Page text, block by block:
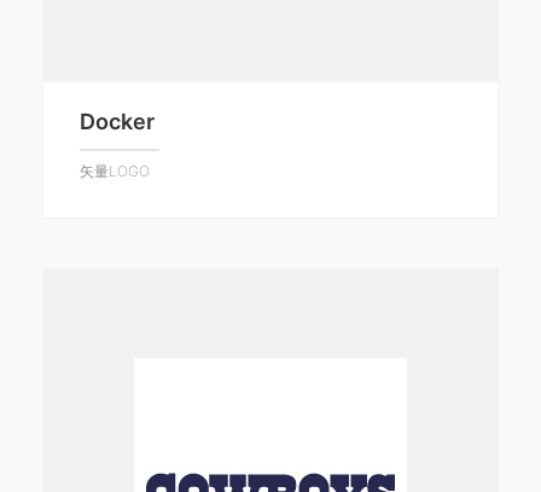
Docker
矢量LOGO